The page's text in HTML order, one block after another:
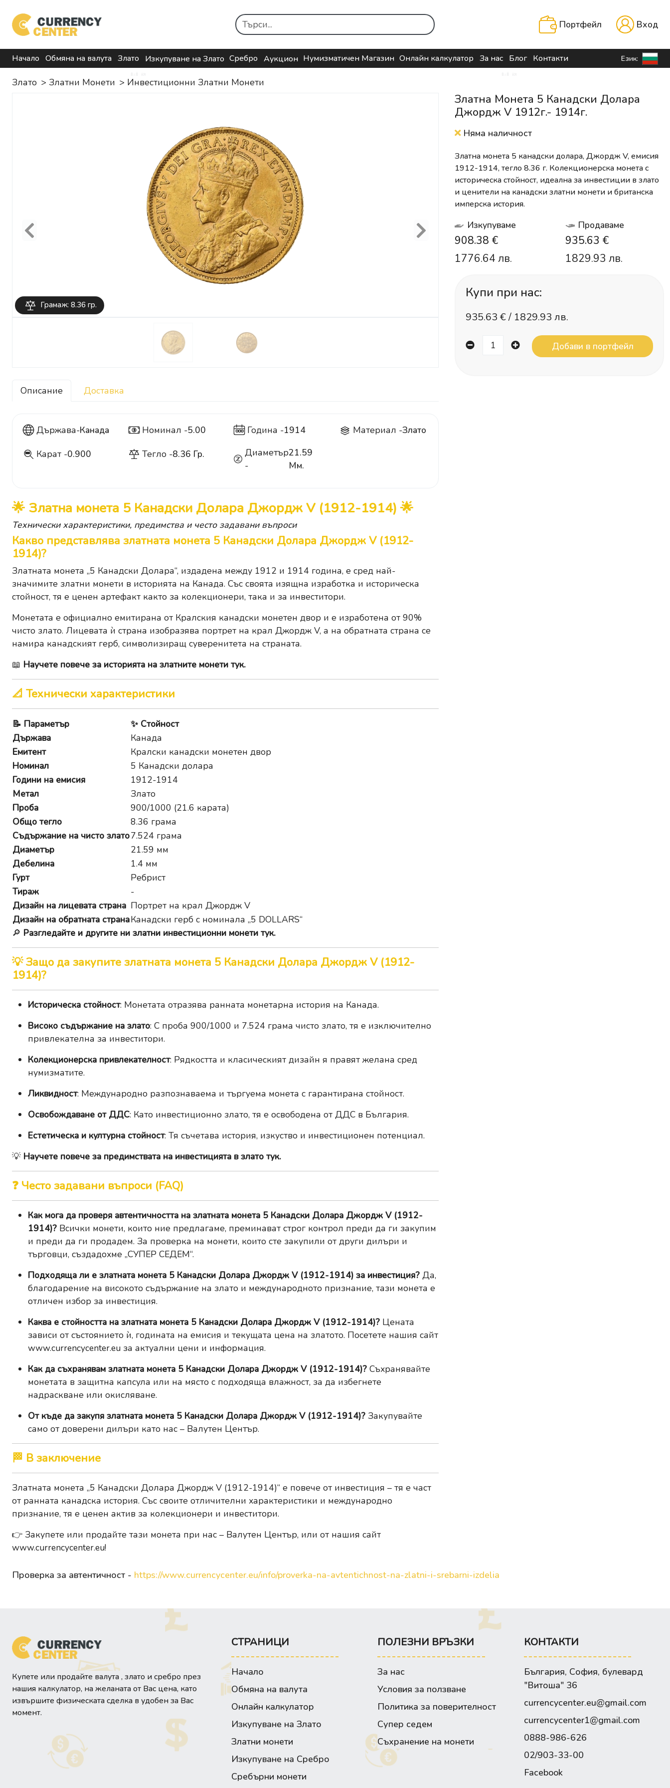
Портфейл Вход
Начало Обмяна на валута Злато Изкупуване на Злато Сребро Аукцион Нумизматичен Магазин Онлайн калкулатор За нас Блог Контакти Език:
Злато > Златни Монети > Инвестиционни Златни Монети
Грамаж: 8.36 гр.
Previous Next
Златна Монета 5 Канадски Долара
Джордж V 1912г.- 1914г.
Няма наличност
Златна монета 5 канадски долара, Джордж V, емисия
1912-1914, тегло 8.36 г. Колекционерска монета с
историческа стойност, идеална за инвестиции в злато
и ценители на канадски златни монети и британска
имперска история.
Изкупуваме
908.38 €
1776.64 лв.
Продаваме
935.63 €
1829.93 лв.
Купи при нас:
935.63 € / 1829.93 лв.
Описание Доставка
Държава-Канада 5 Номинал -5.00 Година -1914 Материал -Злато
900 Карат -0.900 Тегло -8.36 Гр.
Диаметър
-
21.59
Мм.
🌟 Златна монета 5 Канадски Долара Джордж V (1912-1914) 🌟
Технически характеристики, предимства и често задавани въпроси
Какво представлява златната монета 5 Канадски Долара Джордж V (1912-
1914)?
Златната монета „5 Канадски Долара“, издадена между 1912 и 1914 година, е сред най-
значимите златни монети в историята на Канада. Със своята изящна изработка и историческа
стойност, тя е ценен артефакт както за колекционери, така и за инвеститори.
Монетата е официално емитирана от Кралския канадски монетен двор и е изработена от 90%
чисто злато. Лицевата ѝ страна изобразява портрет на крал Джордж V, а на обратната страна се
намира канадският герб, символизиращ суверенитета на страната.
📖 Научете повече за историята на златните монети тук.
📐 Технически характеристики
📝 Параметър ✨ Стойност
Държава
Канада
Емитент
Кралски канадски монетен двор
Номинал
5 Канадски долара
Години на емисия
1912-1914
Метал
Злато
Проба
900/1000 (21.6 карата)
Общо тегло
8.36 грама
Съдържание на чисто злато7.524 грама
Диаметър
21.59 мм
Дебелина
1.4 мм
Гурт
Ребрист
Тираж
-
Дизайн на лицевата страна Портрет на крал Джордж V
Дизайн на обратната странаКанадски герб с номинала „5 DOLLARS“
🔎 Разгледайте и другите ни златни инвестиционни монети тук.
💡 Защо да закупите златната монета 5 Канадски Долара Джордж V (1912-
1914)?
Историческа стойност: Монетата отразява ранната монетарна история на Канада.
Високо съдържание на злато: С проба 900/1000 и 7.524 грама чисто злато, тя е изключително
привлекателна за инвеститори.
Колекционерска привлекателност: Рядкостта и класическият дизайн я правят желана сред
нумизматите.
Ликвидност: Международно разпознаваема и търгуема монета с гарантирана стойност.
Освобождаване от ДДС: Като инвестиционно злато, тя е освободена от ДДС в България.
Естетическа и културна стойност: Тя съчетава история, изкуство и инвестиционен потенциал.
💡 Научете повече за предимствата на инвестицията в злато тук.
❓ Често задавани въпроси (FAQ)
Как мога да проверя автентичността на златната монета 5 Канадски Долара Джордж V (1912-
1914)? Всички монети, които ние предлагаме, преминават строг контрол преди да ги закупим
и преди да ги продадем. За проверка на монети, които сте закупили от други дилъри и
търговци, създадохме „СУПЕР СЕДЕМ“.
Подходяща ли е златната монета 5 Канадски Долара Джордж V (1912-1914) за инвестиция? Да,
благодарение на високото съдържание на злато и международното признание, тази монета е
отличен избор за инвестиция.
Каква е стойността на златната монета 5 Канадски Долара Джордж V (1912-1914)? Цената
зависи от състоянието ѝ, годината на емисия и текущата цена на златото. Посетете нашия сайт
www.currencycenter.eu за актуални цени и информация.
Как да съхранявам златната монета 5 Канадски Долара Джордж V (1912-1914)? Съхранявайте
монетата в защитна капсула или на място с подходяща влажност, за да избегнете
надраскване или окисляване.
От къде да закупя златната монета 5 Канадски Долара Джордж V (1912-1914)? Закупувайте
само от доверени дилъри като нас – Валутен Център.
🏁 В заключение
Златната монета „5 Канадски Долара Джордж V (1912-1914)“ е повече от инвестиция – тя е част
от ранната канадска история. Със своите отличителни характеристики и международно
признание, тя е ценен актив за колекционери и инвеститори.
👉 Закупете или продайте тази монета при нас – Валутен Център, или от нашия сайт
www.currencycenter.eu!
Проверка за автентичност - https://www.currencycenter.eu/info/proverka-na-avtentichnost-na-zlatni-i-srebarni-izdelia
Купете или продайте валута , злато и сребро през
нашия калкулатор, на желаната от Вас цена, като
извършите физическата сделка в удобен за Вас
момент.
СТРАНИЦИ
Начало
Обмяна на валута
Онлайн калкулатор
Изкупуване на Злато
Златни монети
Изкупуване на Сребро
Сребърни монети
ПОЛЕЗНИ ВРЪЗКИ
За нас
Условия за ползване
Политика за поверителност
Супер седем
Съхранение на монети
КОНТАКТИ
България, София, булевард
"Витоша" 36
currencycenter.eu@gmail.com
currencycenter1@gmail.com
0888-986-626
02/903-33-00
Facebook